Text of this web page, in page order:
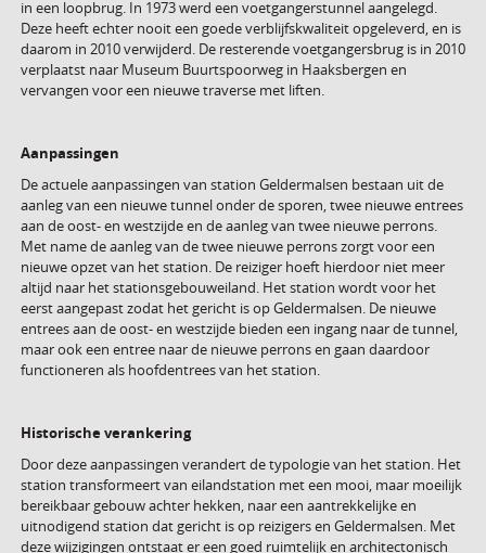
in een loopbrug. In 1973 werd een voetgangerstunnel aangelegd.
Deze heeft echter nooit een goede verblijfskwaliteit opgeleverd, en is
daarom in 2010 verwijderd. De resterende voetgangersbrug is in 2010
verplaatst naar Museum Buurtspoorweg in Haaksbergen en
vervangen voor een nieuwe traverse met liften.
Aanpassingen
De actuele aanpassingen van station Geldermalsen bestaan uit de
aanleg van een nieuwe tunnel onder de sporen, twee nieuwe entrees
aan de oost- en westzijde en de aanleg van twee nieuwe perrons.
Met name de aanleg van de twee nieuwe perrons zorgt voor een
nieuwe opzet van het station. De reiziger hoeft hierdoor niet meer
altijd naar het stationsgebouweiland. Het station wordt voor het
eerst aangepast zodat het gericht is op Geldermalsen. De nieuwe
entrees aan de oost- en westzijde bieden een ingang naar de tunnel,
maar ook een entree naar de nieuwe perrons en gaan daardoor
functioneren als hoofdentrees van het station.
Historische verankering
Door deze aanpassingen verandert de typologie van het station. Het
station transformeert van eilandstation met een mooi, maar moeilijk
bereikbaar gebouw achter hekken, naar een aantrekkelijke en
uitnodigend station dat gericht is op reizigers en Geldermalsen. Met
deze wijzigingen ontstaat er een goed ruimtelijk en architectonisch